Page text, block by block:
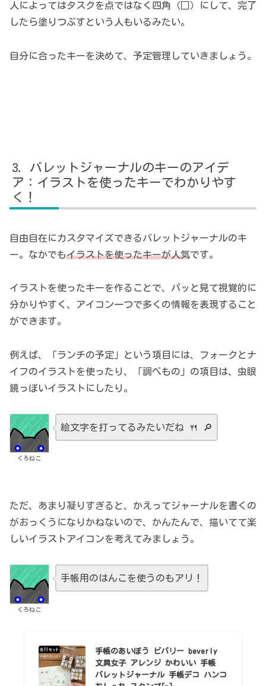
人によってはタスクを点ではなく四角（□）にして、完了
したら塗りつぶすという人もいるみたい。
自分に合ったキーを決めて、予定管理していきましょう。
バレットジャーナルのキーのアイデ
ア：イラストを使ったキーでわかりやす
く！
自由自在にカスタマイズできるバレットジャーナルのキ
ー。なかでもイラストを使ったキーが人気です。
イラストを使ったキーを作ることで、パッと見て視覚的に
分かりやすく、アイコン一つで多くの情報を表現すること
ができます。
例えば、「ランチの予定」という項目には、フォークとナ
イフのイラストを使ったり、「調べもの」の項目は、虫眼
鏡っぽいイラストにしたり。
くろねこ
絵文字を打ってるみたいだね 🍴 🔎
ただ、あまり凝りすぎると、かえってジャーナルを書くの
がおっくうになりかねないので、かんたんで、描いてて楽
しいイラストアイコンを考えてみましょう。
くろねこ
手帳用のはんこを使うのもアリ！
手帳のあいぼう ビバリー beverly
文具女子 アレンジ かわいい 手帳
バレットジャーナル 手帳デコ ハンコ